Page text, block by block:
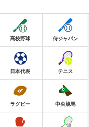
高校野球 侍ジャパン
日本代表 テニス
ラグビー 中央競馬